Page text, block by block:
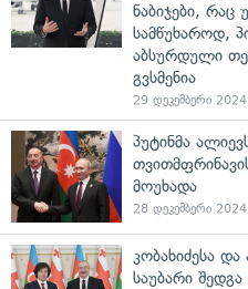
ნაბიჯები,
სამწუხაროდ,
აბსურდული
გვსმენია
29 დეკემბერი
პუტინმა
მოუხადა
28 დეკემბერი
კობახიძესა
საუბარი შედგა